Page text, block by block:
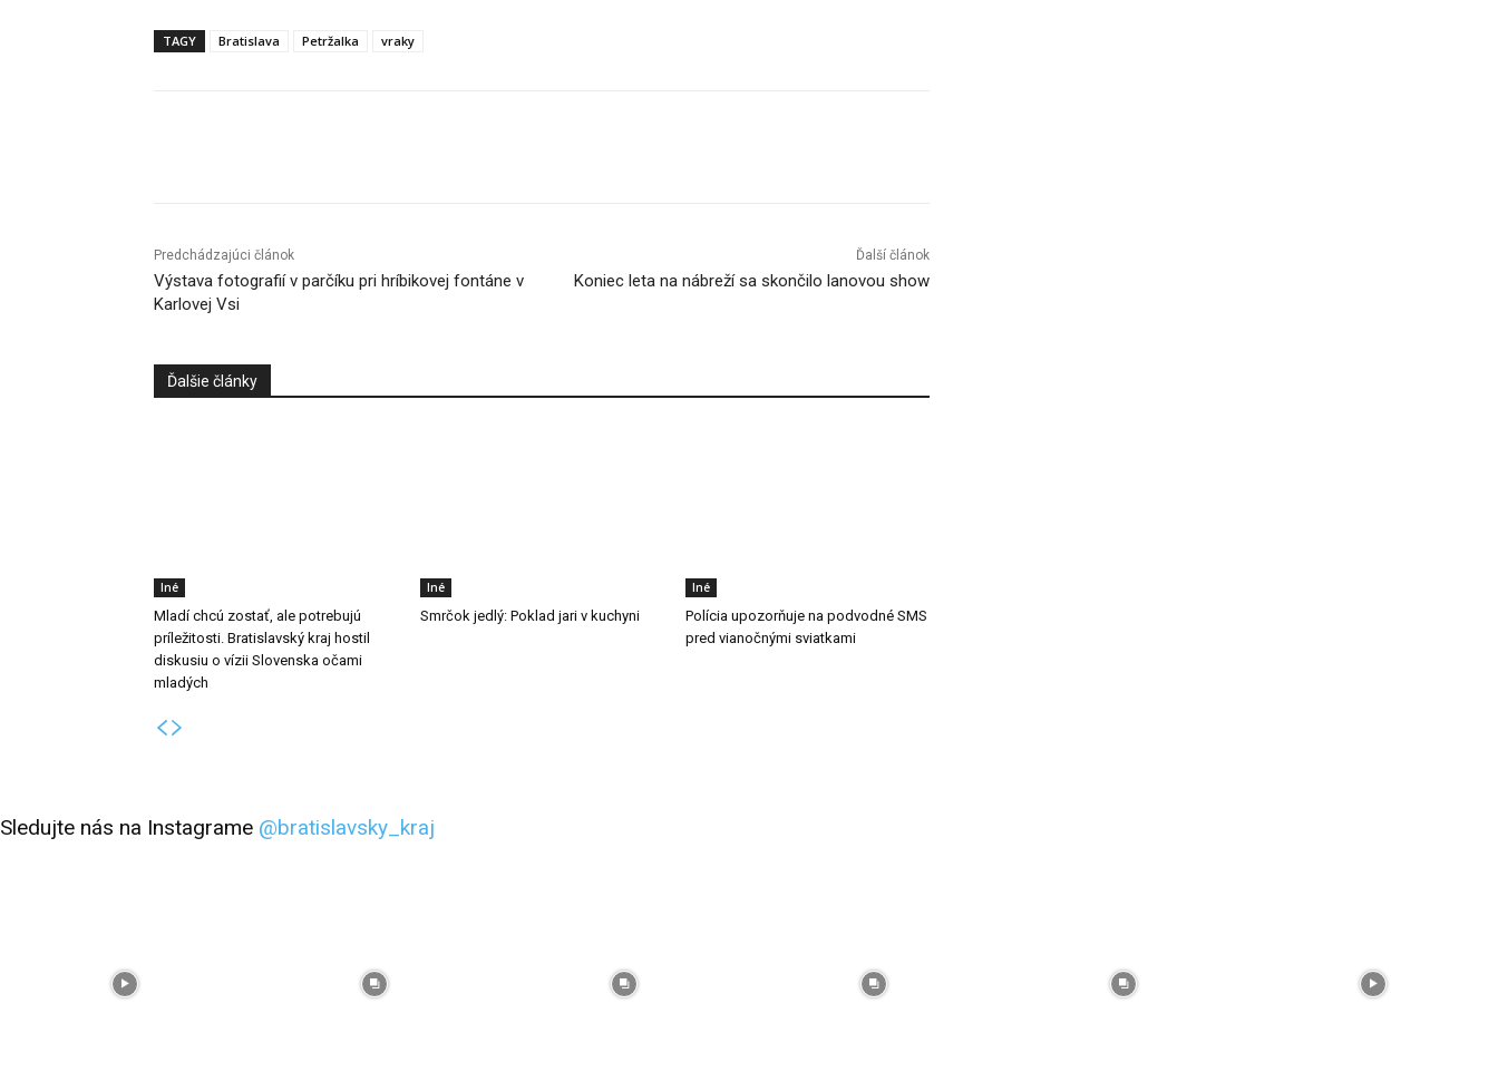
TAGY Bratislava Petržalka vraky
Predchádzajúci článok
Výstava fotografií v parčíku pri hríbikovej fontáne v
Karlovej Vsi
Ďalší článok
Koniec leta na nábreží sa skončilo lanovou show
Ďalšie články
Iné
Mladí chcú zostať, ale potrebujú
príležitosti. Bratislavský kraj hostil
diskusiu o vízii Slovenska očami
mladých
Iné
Smrčok jedlý: Poklad jari v kuchyni
Iné
Polícia upozorňuje na podvodné SMS
pred vianočnými sviatkami
Sledujte nás na Instagrame @bratislavsky_kraj